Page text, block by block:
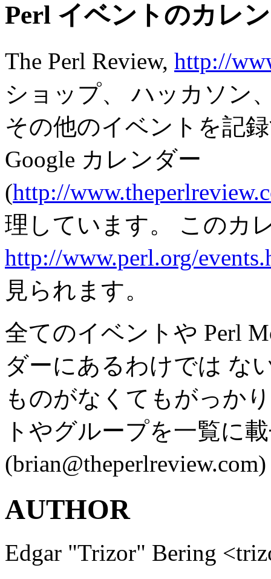
Perl イベントのカレ
The Perl Review, http://
ショップ、 ハッカソン
その他のイベントを記
Google カレンダー
(http://
理しています。 このカ
http://www.perl.org/
見られます。
全てのイベントや Perl
ダーにあるわけでは な
ものがなくてもがっか
トやグループを一覧に
AUTHOR
Edgar "Trizor" Bering